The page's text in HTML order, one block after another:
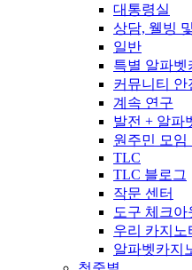
대통령실
상담, 웰빙
일반
특별 알파벳
커뮤니티 안
계속 연구
발전 + 알파
원주민 모임
TLC
TLC 블로그
작문 센터
도구 체크아
우리 카지노
알파벳카지